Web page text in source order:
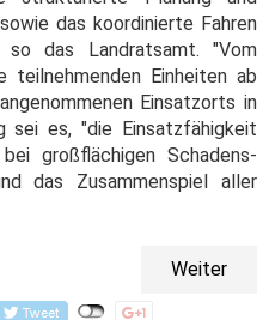
das koordinierte Fahren
so das Landratsamt. "Vom
Einheiten ab
Einsatzorts in
sei es, "die Einsatzfähigkeit
großflächigen Schadens-
das Zusammenspiel aller
Weiter